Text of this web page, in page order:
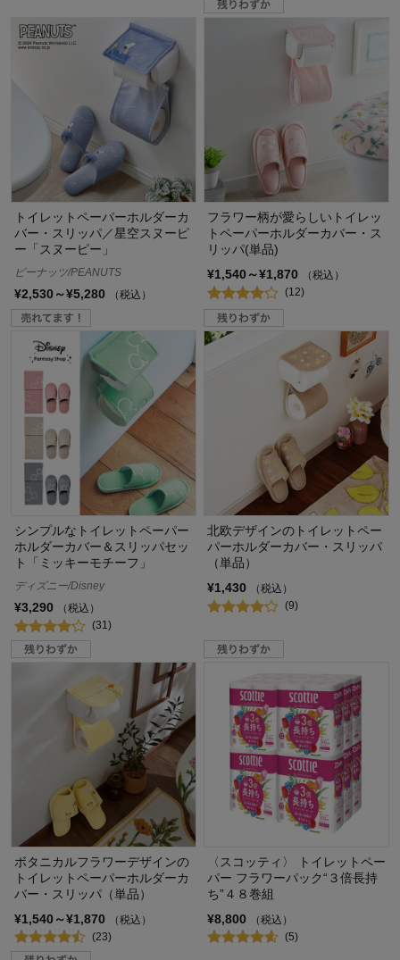
トイレットペーパーホルダーカ
バー・スリッパ／星空スヌーピ
ー「スヌーピー」
ピーナッツ/PEANUTS
¥2,530～¥5,280 （税込）
フラワー柄が愛らしいトイレッ
トペーパーホルダーカバー・ス
リッパ(単品)
¥1,540～¥1,870
（税込）
(12)
シンプルなトイレットペーパー
ホルダーカバー＆スリッパセッ
ト「ミッキーモチーフ」
ディズニー/Disney
¥3,290
（税込）
(31)
北欧デザインのトイレットペー
パーホルダーカバー・スリッパ
（単品）
¥1,430
（税込）
(9)
ボタニカルフラワーデザインの
トイレットペーパーホルダーカ
バー・スリッパ（単品）
¥1,540～¥1,870
（税込）
(23)
〈スコッティ〉 トイレットペー
パー フラワーパック“３倍長持
ち”４８巻組
¥8,800
（税込）
(5)